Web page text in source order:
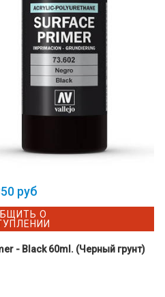
руб
О
- Black 60ml. (Черный грунт)